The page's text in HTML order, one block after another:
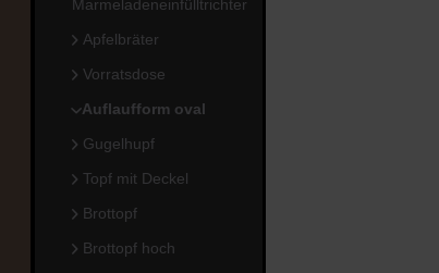
Marmeladeneinfülltrichter
Apfelbräter
Vorratsdose
Auflaufform oval
Gugelhupf
Topf mit Deckel
Brottopf
Brottopf hoch